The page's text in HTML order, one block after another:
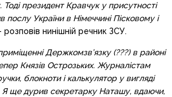
президент Кравчук у присутності
послу України в Німеччині Пісковому і
розповів нинішній речник ЗСУ.
Держкомзв’язку (???) в районі
Князів Острозьких. Журналістам
блокноти і калькулятор у вигляді
Я ще дурив секретарку Наташу, вдаючи,